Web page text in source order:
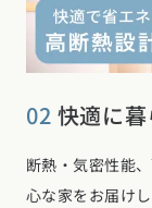
02 快適に
断熱・気密性能
心な家をお届けし